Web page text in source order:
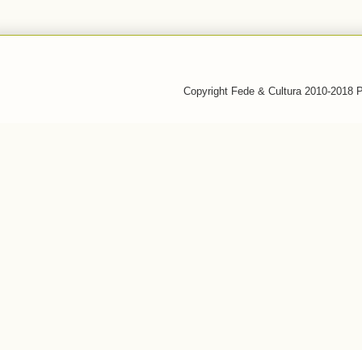
Copyright Fede & Cultura 2010-2018